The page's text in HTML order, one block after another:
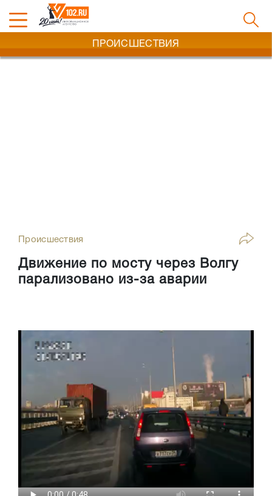
ПРОИСШЕСТВИЯ
Происшествия
Движение по мосту через Волгу
парализовано из-за аварии